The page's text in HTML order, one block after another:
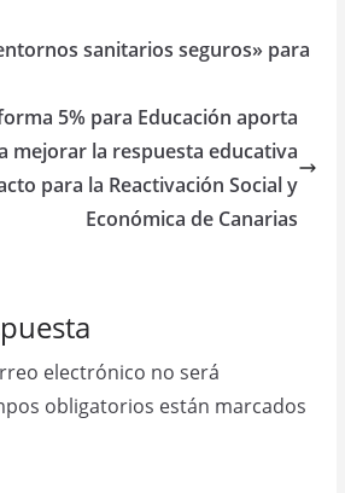
sanitarios seguros» para
5% para Educación aporta
mejorar la respuesta educativa
para la Reactivación Social y
Económica de Canarias
electrónico no será
obligatorios están marcados